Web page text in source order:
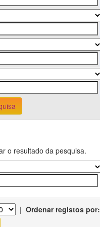
o resultado da pesquisa.
| Ordenar registos por: